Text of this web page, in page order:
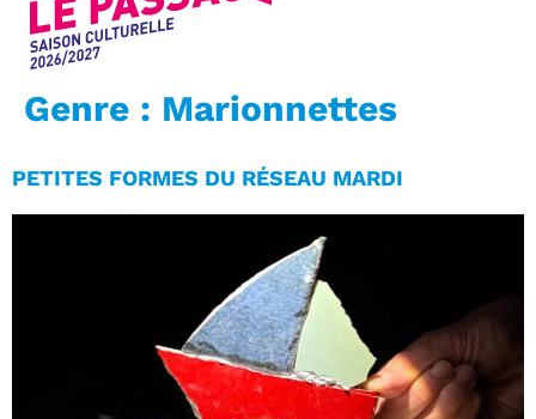
Genre : Marionnettes
PETITES FORMES DU RÉSEAU MARDI